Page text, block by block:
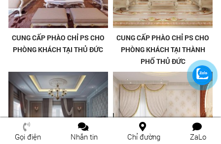
CUNG CẤP PHÀO CHỈ PS CHO
PHÒNG KHÁCH TẠI THỦ ĐỨC
CUNG CẤP PHÀO CHỈ PS CHO
PHÒNG KHÁCH TẠI THÀNH
PHỐ THỦ ĐỨC
Gọi điện Nhắn tin Chỉ đường ZaLo